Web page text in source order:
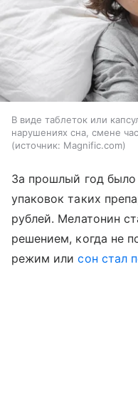
В виде таблеток или
нарушениях сна, смене
источник: Magnific.com
За прошлый год
упаковок таких
рублей. Мелатонин
решением, когда не
режим илисон стал